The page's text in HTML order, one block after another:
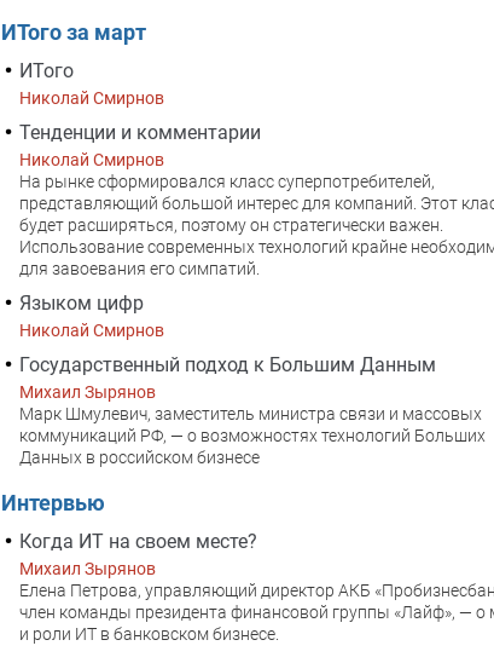
ИТого за март
ИТого
Николай Смирнов
Тенденции и комментарии
Николай Смирнов
На рынке сформировался класс суперпотребителей,
представляющий большой интерес для компаний. Этот
будет расширяться, поэтому он стратегически важен.
Использование современных технологий крайне
для завоевания его симпатий.
Языком цифр
Николай Смирнов
Государственный подход к Большим Данным
Михаил Зырянов
Марк Шмулевич, заместитель министра связи и массовых
коммуникаций РФ, — о возможностях технологий Больших
Данных в российском бизнесе
Интервью
Когда ИТ на своем месте?
Михаил Зырянов
Елена Петрова, управляющий директор АКБ
член команды президента финансовой группы «Лайф», — о
и роли ИТ в банковском бизнесе.